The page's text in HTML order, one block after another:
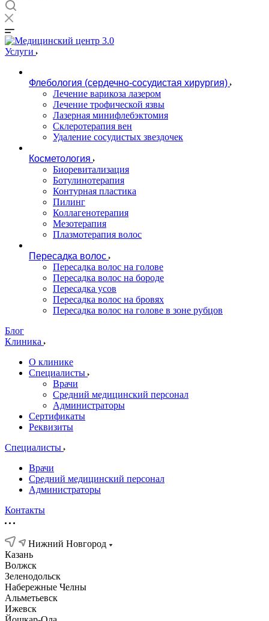
Услуги
Флебология (сердечно-сосудистая хирургия)
Лечение варикоза лазером
Лечение трофической язвы
Лазерная минифлебэктомия
Cклеротерапия вен
Удаление сосудистых звездочек
Косметология
Биоревитализация
Ботулинотерапия
Контурная пластика
Пилинг
Коллагенотерапия
Мезотерапия
Плазмотерапия волос
Пересадка волос
Пересадка волос на голове
Пересадка волос на бороде
Пересадка усов
Пересадка волос на бровях
Пересадка волос на голове в зоне рубцов
Блог
Клиника
О клинике
Специалисты
Врачи
Средний медицинский персонал
Администраторы
Сертификаты
Реквизиты
Специалисты
Врачи
Средний медицинский персонал
Администраторы
Контакты
Нижний Новгород
Казань
Волжск
Зеленодольск
Набережные Челны
Альметьевск
Ижевск